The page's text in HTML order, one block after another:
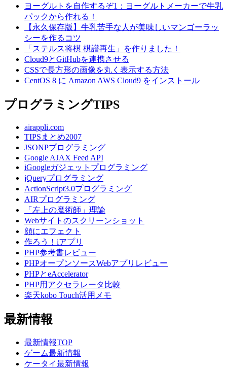
ヨーグルトを自作するぞ1：ヨーグルトメーカーで牛乳
パックから作れる！
【永久保存版】牛乳苦手な人が美味しいマンゴーラッ
シーを作るコツ
「ステルス将棋 棋譜再生」を作りました！
Cloud9とGitHubを連携させる
CSSで長方形の画像を丸く表示する方法
CentOS 8 に Amazon AWS Cloud9 をインストール
プログラミングTIPS
airappli.com
TIPSまとめ2007
JSONPプログラミング
Google AJAX Feed API
iGoogleガジェットプログラミング
jQueryプログラミング
ActionScript3.0プログラミング
AIRプログラミング
「左上の魔術師」理論
Webサイトのスクリーンショット
顔にエフェクト
作ろう！iアプリ
PHP参考書レビュー
PHPオープンソースWebアプリレビュー
PHPとeAccelerator
PHP用アクセラレータ比較
楽天kobo Touch活用メモ
最新情報
最新情報TOP
ゲーム最新情報
ケータイ最新情報